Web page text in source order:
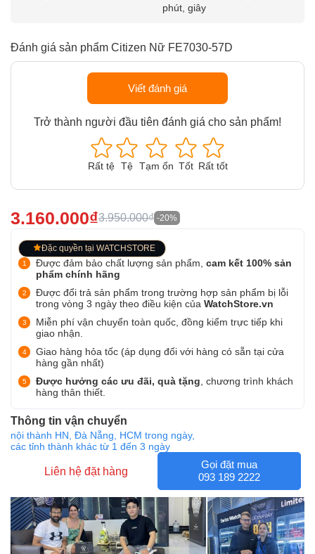
phút, giây
Đánh giá sản phẩm Citizen Nữ FE7030-57D
Viết đánh giá
Trở thành người đầu tiên đánh giá cho sản phẩm!
Rất tệ Tệ Tạm ổn Tốt Rất tốt
3.160.000₫3.950.000₫ -20%
Đặc quyền tại WATCHSTORE
Được đảm bảo chất lượng sản phẩm, cam kết 100% sản
phẩm chính hãng
Được đổi trả sản phẩm trong trường hợp sản phẩm bị lỗi
trong vòng 3 ngày theo điều kiện của WatchStore.vn
Miễn phí vận chuyển toàn quốc, đồng kiểm trực tiếp khi
giao nhận.
Giao hàng hỏa tốc (áp dụng đối với hàng có sẵn tại cửa
hàng gần nhất)
Được hưởng các ưu đãi, quà tặng , chương trình khách
hàng thân thiết.
Thông tin vận chuyển
nội thành HN, Đà Nẵng, HCM trong ngày,
các tỉnh thành khác từ 1 đến 3 ngày
Liên hệ đặt hàng
Gọi đặt mua
093 189 2222